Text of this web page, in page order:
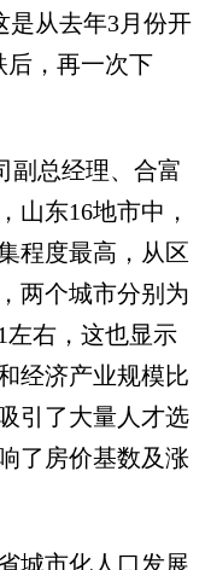
是从去年3月份开
后，再一次下
总经理、合富
山东16地市中，
程度最高，从区
两个城市分别为
左右，这也显示
经济产业规模比
引了大量人才选
了房价基数及涨
城市化人口发展